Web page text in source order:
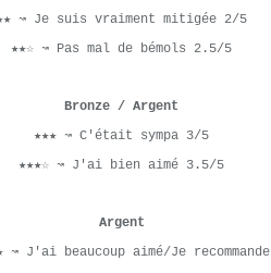
↝ Je suis vraiment mitigée 2/5
★★☆ ↝ Pas mal de bémols 2.5/5
Bronze / Argent
★★★ ↝ C'était sympa 3/5
★★★☆ ↝ J'ai bien aimé 3.5/5
Argent
↝ J'ai beaucoup aimé/Je recommande